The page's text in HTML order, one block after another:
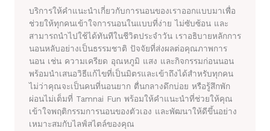
บริการให้คำแนะนำเกี่ยวกับการนอนของเราออกแบบมาเพื่อ
ช่วยให้ทุกคนเข้าใจการนอนในแบบที่ง่าย ไม่ซับซ้อน และ
สามารถนำไปใช้ได้ทันทีในชีวิตประจำวัน เราอธิบายหลักการ
นอนหลับอย่างเป็นธรรมชาติ ปัจจัยที่ส่งผลต่อคุณภาพการ
นอน เช่น ความเครียด อุณหภูมิ แสง และกิจกรรมก่อนนอน
พร้อมนำเสนอวิธีแก้ไขที่เป็นมิตรและเข้าถึงได้สำหรับทุกคน
ไม่ว่าคุณจะเป็นคนที่นอนยาก ตื่นกลางดึกบ่อย หรือรู้สึกพัก
ผ่อนไม่เต็มที่ Tamnai Fun พร้อมให้คำแนะนำที่ช่วยให้คุณ
เข้าใจพฤติกรรมการนอนของตัวเอง และพัฒนาให้ดีขึ้นอย่าง
เหมาะสมกับไลฟ์สไตล์ของคุณ